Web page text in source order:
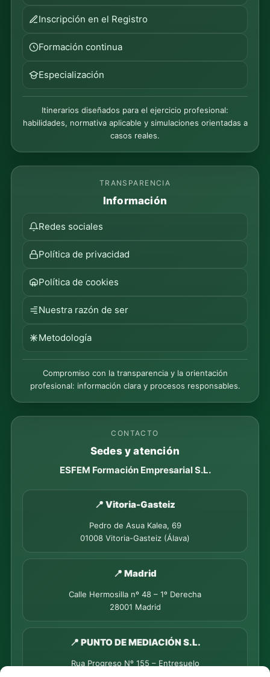
Inscripción en el Registro
Formación continua
Especialización
Itinerarios diseñados para el ejercicio profesional:
habilidades, normativa aplicable y simulaciones orientadas a
casos reales.
TRANSPARENCIA
Información
Redes sociales
Política de privacidad
Política de cookies
Nuestra razón de ser
Metodología
Compromiso con la transparencia y la orientación
profesional: información clara y procesos responsables.
CONTACTO
Sedes y atención
ESFEM Formación Empresarial S.L.
📍 Vitoria-Gasteiz
Pedro de Asua Kalea, 69
01008 Vitoria-Gasteiz (Álava)
📍 Madrid
Calle Hermosilla nº 48 – 1º Derecha
28001 Madrid
📍 PUNTO DE MEDIACIÓN S.L.
Rua Progreso Nº 155 – Entresuelo